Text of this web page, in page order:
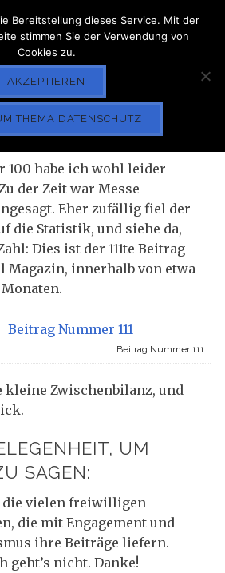
ARTIKEL
100 habe ich wohl leider
der Zeit war Messe
Eher zufällig fiel der
die Statistik, und siehe da,
Dies ist der 111te Beitrag
Magazin, innerhalb von etwa
Beitrag Nummer 111
kleine Zwischenbilanz, und
UM
SAGEN:
die vielen freiwilligen
die mit Engagement und
ihre Beiträge liefern.
geht’s nicht. Danke!
Bereitstellung dieses Service. Mit der
stimmen Sie der Verwendung von
Cookies zu.
AKZEPTIEREN
THEMA DATENSCHUTZ